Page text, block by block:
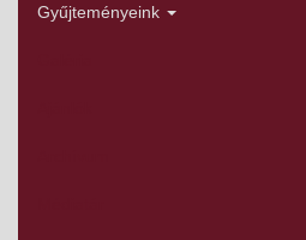
Gyűjteményeink